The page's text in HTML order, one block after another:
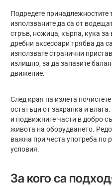
Подредете принадлежностите
използваните да са от
стръв, ножица, кърпа, кука за
дребни аксесоари трябва да
използвате странични
излишно, за да запазите
движение.
След края на излета
остатъци от захранка и
и подвижните части в добро
живота на оборудването.
важна при честа употреба по
условия.
За кого са